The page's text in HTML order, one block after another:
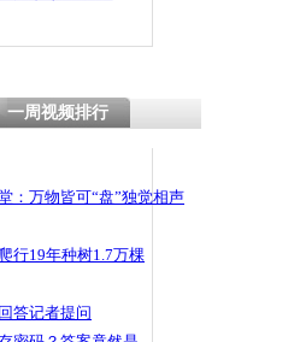
一周视频排行
：万物皆可“盘”独觉相声
行19年种树1.7万棵
答记者提问